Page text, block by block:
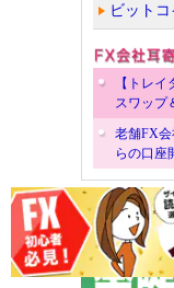
ビット
【トレ
スワップ
老舗FX
らの口座